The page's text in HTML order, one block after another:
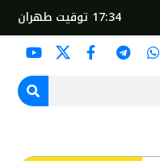
17:34 توقيت طهران